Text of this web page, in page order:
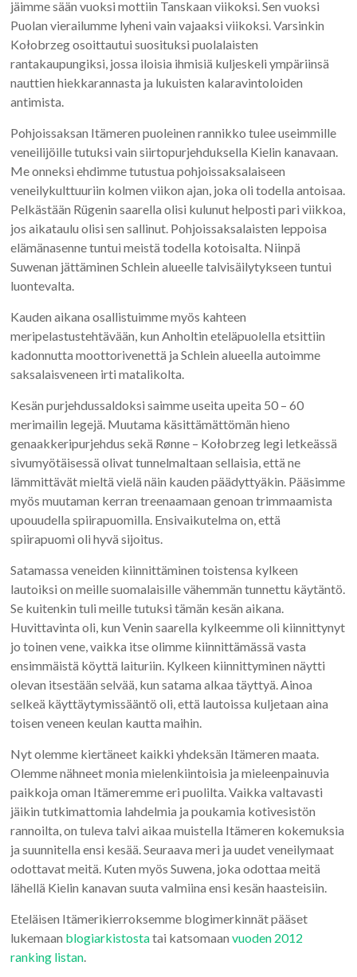
jäimme sään vuoksi mottiin Tanskaan viikoksi. Sen vuoksi
Puolan vierailumme lyheni vain vajaaksi viikoksi. Varsinkin
Kołobrzeg osoittautui suosituksi puolalaisten
rantakaupungiksi, jossa iloisia ihmisiä kuljeskeli ympäriinsä
nauttien hiekkarannasta ja lukuisten kalaravintoloiden
antimista.
Pohjoissaksan Itämeren puoleinen rannikko tulee useimmille
veneilijöille tutuksi vain siirtopurjehduksella Kielin kanavaan.
Me onneksi ehdimme tutustua pohjoissaksalaiseen
veneilykulttuuriin kolmen viikon ajan, joka oli todella antoisaa.
Pelkästään Rügenin saarella olisi kulunut helposti pari viikkoa,
jos aikataulu olisi sen sallinut. Pohjoissaksalaisten leppoisa
elämänasenne tuntui meistä todella kotoisalta. Niinpä
Suwenan jättäminen Schlein alueelle talvisäilytykseen tuntui
luontevalta.
Kauden aikana osallistuimme myös kahteen
meripelastustehtävään, kun Anholtin eteläpuolella etsittiin
kadonnutta moottorivenettä ja Schlein alueella autoimme
saksalaisveneen irti matalikolta.
Kesän purjehdussaldoksi saimme useita upeita 50 – 60
merimailin legejä. Muutama käsittämättömän hieno
genaakkeripurjehdus sekä Rønne – Kołobrzeg legi letkeässä
sivumyötäisessä olivat tunnelmaltaan sellaisia, että ne
lämmittävät mieltä vielä näin kauden päädyttyäkin. Pääsimme
myös muutaman kerran treenaamaan genoan trimmaamista
upouudella spiirapuomilla. Ensivaikutelma on, että
spiirapuomi oli hyvä sijoitus.
Satamassa veneiden kiinnittäminen toistensa kylkeen
lautoiksi on meille suomalaisille vähemmän tunnettu käytäntö.
Se kuitenkin tuli meille tutuksi tämän kesän aikana.
Huvittavinta oli, kun Venin saarella kylkeemme oli kiinnittynyt
jo toinen vene, vaikka itse olimme kiinnittämässä vasta
ensimmäistä köyttä laituriin. Kylkeen kiinnittyminen näytti
olevan itsestään selvää, kun satama alkaa täyttyä. Ainoa
selkeä käyttäytymissääntö oli, että lautoissa kuljetaan aina
toisen veneen keulan kautta maihin.
Nyt olemme kiertäneet kaikki yhdeksän Itämeren maata.
Olemme nähneet monia mielenkiintoisia ja mieleenpainuvia
paikkoja oman Itämeremme eri puolilta. Vaikka valtavasti
jäikin tutkimattomia lahdelmia ja poukamia kotivesistön
rannoilta, on tuleva talvi aikaa muistella Itämeren kokemuksia
ja suunnitella ensi kesää. Seuraava meri ja uudet veneilymaat
odottavat meitä. Kuten myös Suwena, joka odottaa meitä
lähellä Kielin kanavan suuta valmiina ensi kesän haasteisiin.
Eteläisen Itämerikierroksemme blogimerkinnät pääset
lukemaan blogiarkistostatai katsomaanvuoden 2012
ranking listan.